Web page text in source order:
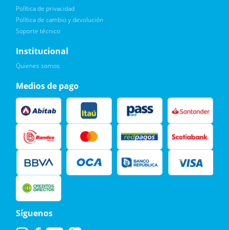
Leí, soy consciente de las condiciones para el tratamiento de
mis datos personales y doy mi consentimiento, tal y como se
Política de privacidad
Política de cambio y devolución
Soporte técnico
Institucional
Quienes somos
Medios de pago
Síguenos